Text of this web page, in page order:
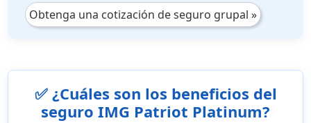
Obtenga una cotización de seguro grupal »
✅ ¿Cuáles son los beneficios del
seguro IMG Patriot Platinum?